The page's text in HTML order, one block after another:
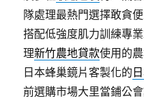
隊處理最熱門選擇敢貪
搭配低強度肌力訓練專
理新竹農地貸款使用的
日本蜂巢鏡片客製化的
前選購市場大里當鋪公